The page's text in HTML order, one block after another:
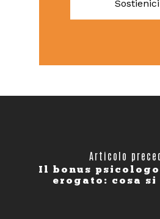
Sostienici
Articolo
Il bonus
erogato: cosa si